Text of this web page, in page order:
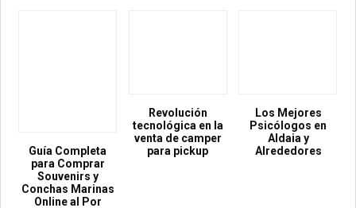
Guía Completa
para Comprar
Souvenirs y
Conchas Marinas
Online al Por
Revolución
tecnológica en la
venta de camper
para pickup
Los Mejores
Psicólogos en
Aldaia y
Alrededores